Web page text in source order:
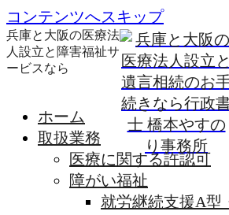
コンテンツへスキップ
兵庫と大阪の医療法
人設立と障害福祉サ
ービスなら
ホーム
取扱業務
医療に関する許認可
障がい福祉
就労継続支援A型